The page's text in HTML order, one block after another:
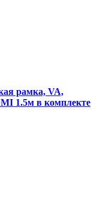
рамка, VA,
1.5м в комплекте